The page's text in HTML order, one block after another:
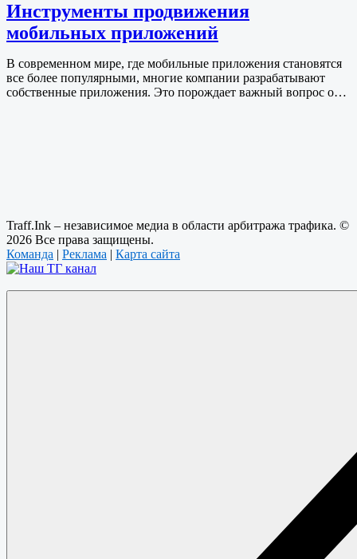
Инструменты продвижения
мобильных приложений
В современном мире, где мобильные приложения становятся
все более популярными, многие компании разрабатывают
собственные приложения. Это порождает важный вопрос о…
Traff.Ink – независимое медиа в области арбитража трафика. ©
2026 Все права защищены.
Команда | Реклама | Карта сайта